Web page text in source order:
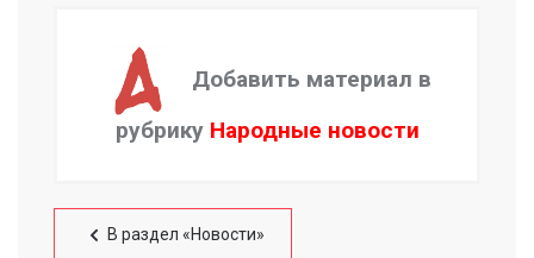
Добавить материал в
рубрику Народные новости
В раздел «Новости»